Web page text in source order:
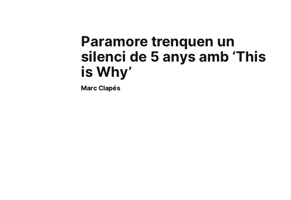
Paramore trenquen un
silenci de 5 anys amb ‘This
is Why’
Marc Clapés